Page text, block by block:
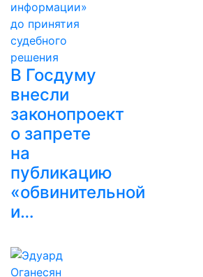
В Госдуму
внесли
законопроект
о запрете
на
публикацию
«обвинительной
и…